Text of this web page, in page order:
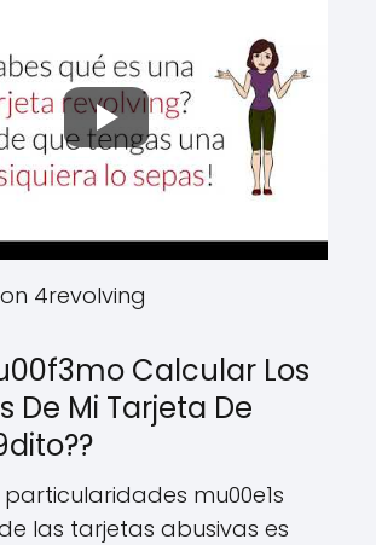
4revolving
Calcular Los
De Mi Tarjeta De
mu00e1s
las tarjetas abusivas es